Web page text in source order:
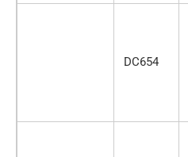
DC654